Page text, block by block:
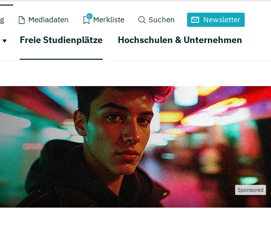
Mediadaten 0 Merkliste Suchen Newsletter
Freie Studienplätze Hochschulen & Unternehmen
Sponsored